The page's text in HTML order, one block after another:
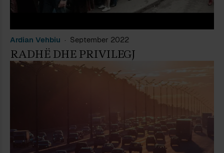
Ardian Vehbiu September 2022
RADHË DHE PRIVILEGJ